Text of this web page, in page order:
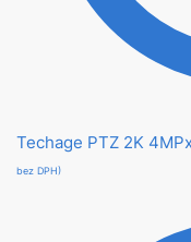
Techage PTZ 2K
bez DPH)